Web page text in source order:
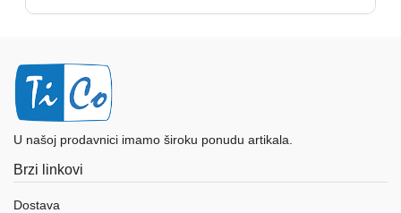
U našoj prodavnici imamo široku ponudu artikala.
Brzi linkovi
Dostava